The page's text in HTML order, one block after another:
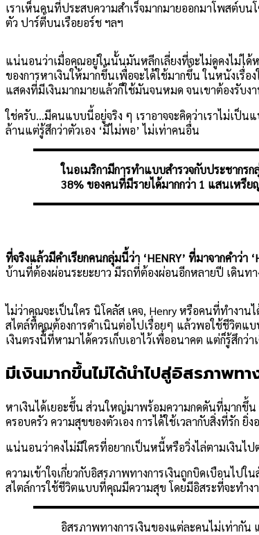
เราเห็นคนที่ประสบความสำเร็จมากมายออกมาโพสต์บ
ตัว ปาร์ตี้บนเรือยอร์ช ฯลฯ
แน่นอนว่าเมื่อคุณอยู่ในนั้นมันหลีกเลี่ยงที่จะไม่ดูคงไม่ได้
ของการหาเงินให้มากขึ้นเพื่อจะได้ใช้มากขึ้น ในหนังเรื่อ
แสดงที่มีเงินมากมายแล้วก็ใช้มันจนหมด จนเขาต้องรับ
ใช่ครับ…มีคนแบบนี้อยู่จริง ๆ เราอาจจะคิดว่าเราไม่เป็
ล้านแต่รู้สึกว่าตัวเอง ‘มีไม่พอ’ ไม่เท่าคนอื่น
ในอเมริกามีการทำแบบสำรวจกับประชากร
38% ของคนที่มีรายได้มากกว่า 1 แสนเหรี
ที่จริงแล้วมีคำเรียกคนกลุ่มนี้ว่า ‘HENRY’ ที่มาจากคำว่า
บ้านที่ต้องผ่อนระยะยาว มีรถที่ต้องผ่อนอีกหลายปี เดินท
ไม่ว่าคุณจะเป็นใคร นิโคลัส เคจ, Henry หรือคนที่ทำงา
สไตล์ที่คุณต้องการดำเนินต่อไปเรื่อยๆ แล้วพอใช้ชีวิตแบ
เงินตรงนี้ที่หามาได้ควรเก็บเอาไว้เพื่ออนาคต แต่ก็รู้สึกว่
มีเงินมากขึ้นไม่ได้นำไปสู่อิสรภาพทา
หาเงินได้เยอะขึ้น ส่วนใหญ่มาพร้อมความกดดันที่มากขึ้น
ครอบครัว ความสุขของตัวเอง การได้ใช้เวลากับสิ่งที่รัก
แน่นอนว่าคงไม่มีใครที่อยากเป็นหนี้หรือวิ่งไล่ตามเงินไ
ความเข้าใจเกี่ยวกับอิสรภาพทางการเงินถูกบิดเบือนไ
สไตล์การใช้ชีวิตแบบที่คุณมีความสุข โดยมีอิสระที่จะทำงา
อิสรภาพทางการเงินของแต่ละคนไม่เท่ากั